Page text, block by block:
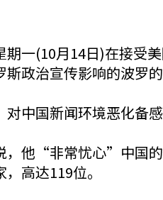
期一(10月14日)在接受
斯政治宣传影响的波罗
对中国新闻环境恶化备
，他“非常忧心”中国的
高达119位。